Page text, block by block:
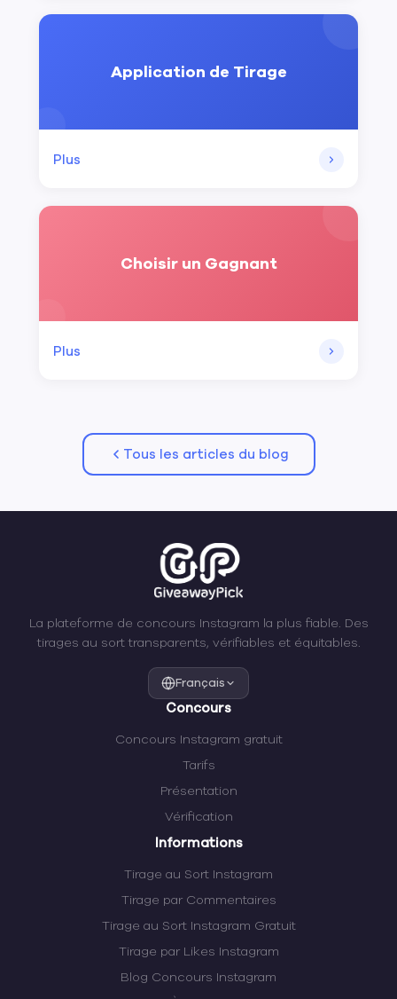
Application de Tirage
Plus
Choisir un Gagnant
Plus
Tous les articles du blog
La plateforme de concours Instagram la plus fiable. Des
tirages au sort transparents, vérifiables et équitables.
Français
Concours
Concours Instagram gratuit
Tarifs
Présentation
Vérification
Informations
Tirage au Sort Instagram
Tirage par Commentaires
Tirage au Sort Instagram Gratuit
Tirage par Likes Instagram
Blog Concours Instagram